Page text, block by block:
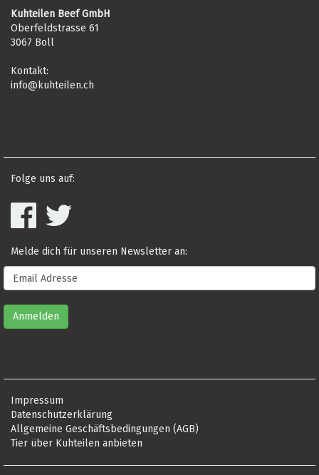
Kuhteilen Beef GmbH
Oberfeldstrasse 61
3067 Boll
Kontakt:
info@kuhteilen.ch
Folge uns auf:
Melde dich für unseren Newsletter an:
Impressum
Datenschutzerklärung
Allgemeine Geschäftsbedingungen (AGB)
Tier über Kuhteilen anbieten